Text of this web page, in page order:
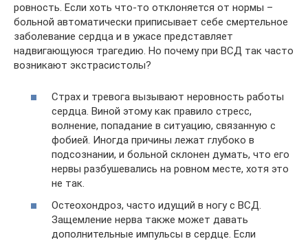
ровность. Если хоть что-то отклоняется от нормы –
больной автоматически приписывает себе смертельное
заболевание сердца и в ужасе представляет
надвигающуюся трагедию. Но почему при ВСД так часто
возникают экстрасистолы?
Страх и тревога вызывают неровность работы
сердца. Виной этому как правило стресс,
волнение, попадание в ситуацию, связанную с
фобией. Иногда причины лежат глубоко в
подсознании, и больной склонен думать, что его
нервы разбушевались на ровном месте, хотя это
не так.
Остеохондроз, часто идущий в ногу с ВСД.
Защемление нерва также может давать
дополнительные импульсы в сердце. Если